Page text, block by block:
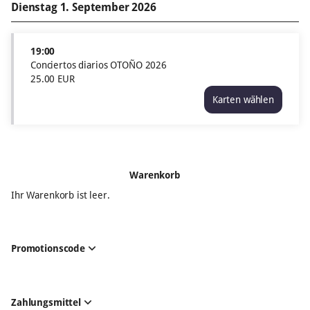
Dienstag 1. September 2026
19:00
Conciertos diarios OTOÑO 2026
25.00 EUR
Karten wählen
Conciertos
Warenkorb
Ihr Warenkorb ist leer.
Promotionscode
Zahlungsmittel